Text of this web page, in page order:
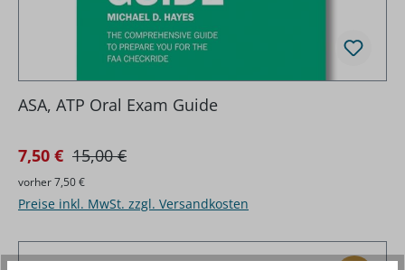
ASA, ATP Oral Exam Guide
Verkaufspreis:
7,50 € Regulärer Preis:
15,00 €
vorher 7,50 €
Preise inkl. MwSt. zzgl. Versandkosten